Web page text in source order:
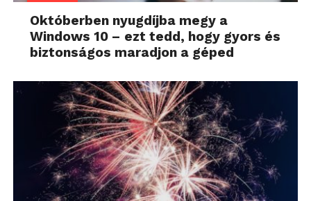
Októberben nyugdíjba megy a
Windows 10 – ezt tedd, hogy gyors és
biztonságos maradjon a géped